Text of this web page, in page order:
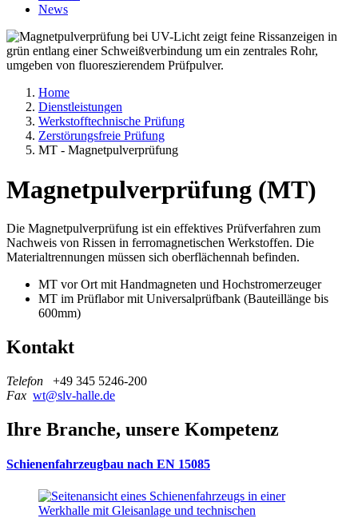
News
Home
Dienstleistungen
Werkstofftechnische Prüfung
Zerstörungsfreie Prüfung
MT - Magnetpulverprüfung
Magnetpulverprüfung (MT)
Die Magnetpulverprüfung ist ein effektives Prüfverfahren zum
Nachweis von Rissen in ferromagnetischen Werkstoffen. Die
Materialtrennungen müssen sich oberflächennah befinden.
MT vor Ort mit Handmagneten und Hochstromerzeuger
MT im Prüflabor mit Universalprüfbank (Bauteillänge bis
600mm)
Kontakt
Telefon +49 345 5246-200
Fax wt@slv-halle.de
Ihre Branche, unsere Kompetenz
Schienenfahrzeugbau nach EN 15085